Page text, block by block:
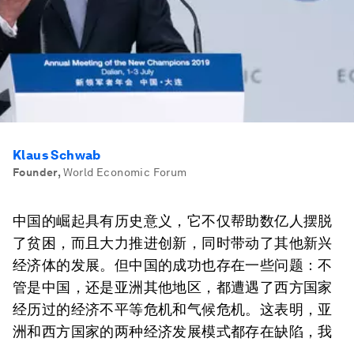
Klaus Schwab
Founder, World Economic Forum
中国的崛起具有历史意义，它不仅帮助数亿人摆脱
了贫困，而且大力推进创新，同时带动了其他新兴
经济体的发展。但中国的成功也存在一些问题：不
管是中国，还是亚洲其他地区，都遭遇了西方国家
经历过的经济不平等危机和气候危机。这表明，亚
洲和西方国家的两种经济发展模式都存在缺陷，我